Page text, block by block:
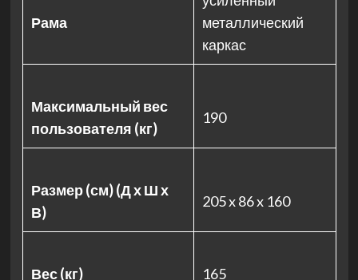
Рама
металлический
каркас
Максимальный вес
пользователя (кг)
190
Размер (см) (Д х Ш х
В)
205 x 86 x 160
Вес (кг) 165